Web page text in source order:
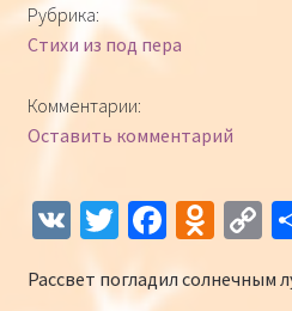
Детская философия
Интернет-конкурс
Наши участники и
Рубрика:
Стихи из под пера
Комментарии:
Оставить комментарий
V T
tt
Fa
b
O
n
C
p
Рассвет погладил солнечным